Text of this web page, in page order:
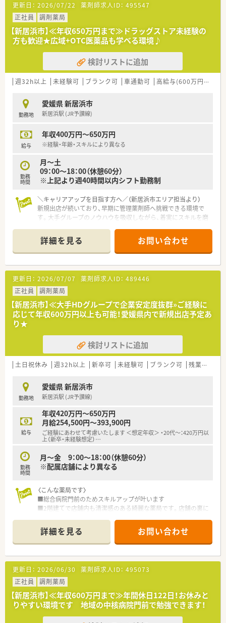
【募集背景と求める人物像について】
■転居に伴う欠員が発生したため募集しており、即戦力として活
躍できる調剤経験3年以上の薬剤師を求めています。
■地域に根ざした医療を提供したいという熱意を持ち、患者様一
人ひとりに寄り添った丁寧な対応ができる方を歓迎していま
す。
■現場の意見を大切にする社風のため、自ら考え積極的に提案や
改善を行い、周囲と協力して業務に取り組める方が理想的です。
■中讃エリアを中心に地域密着型のドミナント展開を強力に推
進しています。
■二名の薬剤師が経営を担っているため現場感覚が非常に鋭く、
す。
■代表者が若く風通しの良い組織文化が醸成されており、大手チ
す。
【求人情報について】
までのご経験やスキルを正当に評価し給与へ反映させます。
■住宅手当や退職金制度などの福利厚生が充実しており、正社員
として長期的に安心してキャリアを築ける環境が整っていま
■残業代は1分単位で全額支給される仕組みを導入しており、働
いた分だけしっかりと還元される透明性の高い評価制度です。
更新日： 2026/07/22 薬剤師求人ID： 495547
正社員
調剤薬局
【新居浜市】≪年収650万円まで≫ドラッグストア未経験の
方も歓迎★広域+OTC医薬品も学べる環境♪
検討リストに追加
週32h以上 未経験可 ブランク可 車通勤可 高給与(600万円以上)
勤務地
愛媛県 新居浜市
新居浜駅 (JR予讃線)
給与
年収400万円～650万円
※経験・年齢・スキルにより異なる
勤務
時間
月～土
09：00～18：00（休憩60分）
※上記より週40時間以内シフト勤務制
＼キャリアアップを目指す方へ／（新居浜市エリア担当より）
新規出店が続いており、早期に管理薬剤師へ挑戦できる環境で
す。大手グループのノウハウを吸収しながら、着実にスキルを磨
＊------------------------------------------＊
【店舗情報と応需状況について】
■内科や脳神経外科を中心に近隣クリニックから広域の処方箋
まで幅広く1日平均40枚程度を応需しています。
■新居浜駅から車で7分の場所に位置しており、スーパーなどが
同敷地内にある利便性の高い環境の店舗です。
■ピッキング監査システムを導入しており、正確かつ効率的に
日々の調剤業務を進めることができる環境です。
■四国エリアを中心に多角的な事業を展開しており、業界大手グ
ループに参画したことで強固な経営基盤を持っています。
■調剤併設型店舗の出店ペースはエリア屈指のスピードを誇り、
地域に密着した医療と健康の提供を目指しています。
ており、長く安心して働き続けられる環境が魅力です。
【職場環境と雰囲気】
■店舗スタッフは少人数ですが、併設されている店舗の従業員と
も連携しながら活気ある雰囲気の中で働けます。
■野心家や向上心の高いスタッフが多く在籍しており、互いに刺
激を受けながらチャレンジできる風通しの良い環境です。
おり、人間関係も良好で働きやすい職場です。
詳細を見る お問い合わせ
更新日： 2026/07/07 薬剤師求人ID： 489446
正社員
調剤薬局
【新居浜市】≪大手HDグループで企業安定度抜群»ご経験に
応じて年収600万円以上も可能！愛媛県内で新規出店予定あ
り★
検討リストに追加
土日祝休み 週32h以上 新卒可 未経験可 ブランク可 残業なし(ほぼなし含む)
勤務地
愛媛県 新居浜市
新居浜駅 (JR予讃線)
給与
年収420万円～650万円
月給254,500円～393,900円
ご経験にあわせて考慮いたします ＜想定年収＞ ・20代～：420万円以
上（新卒・未経験想定）…
勤務
時間
月～金 9：00～18：00（休憩60分）
※配属店舗により異なる
〈こんな薬局です〉
■総合病院門前のためスキルアップが叶います
■2階建てで店舗内も清潔感のある綺麗な薬局です。店舗の裏に
〈業務内容〉
■総合科目応需しています。
■処方箋枚数は30枚/日。
■薬剤師常時2名体制です。
■在宅業務は年間数件ほどのため、外来対応がメインとなりま
す。
〈法人概要〉
■医療（薬局経営）と福祉事業の2つの柱で成り立っている会社で
す。
詳細を見る お問い合わせ
更新日： 2026/06/30 薬剤師求人ID： 495073
正社員
調剤薬局
【新居浜市】≪年収600万円まで≫年間休日122日！お休みと
りやすい環境です 地域の中核病院門前で勉強できます！